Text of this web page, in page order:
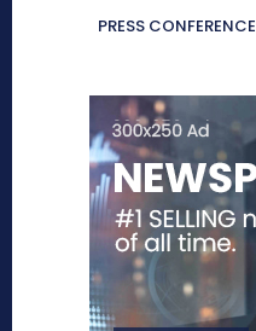
PRESS CONFERENCE